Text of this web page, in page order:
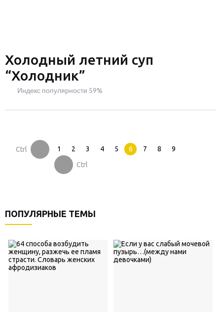
Холодный летний суп
“Холодник”
Индекс популярности 59%
Ctrl 1 2 3 4 5 6 7 8
9
Ctrl
ПОПУЛЯРНЫЕ ТЕМЫ